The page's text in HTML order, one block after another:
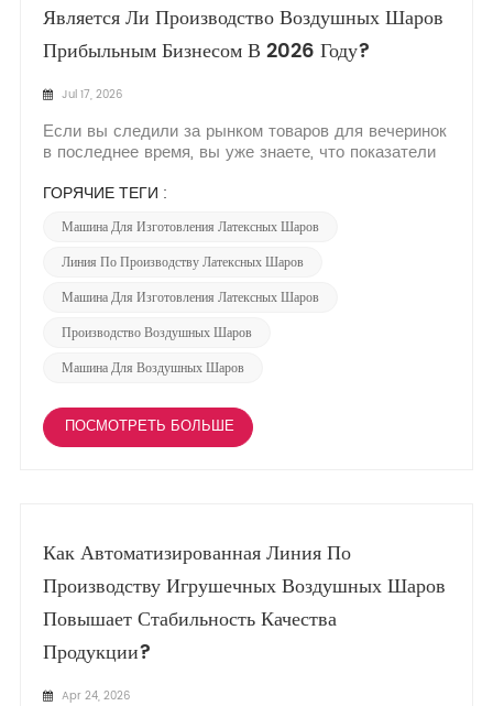
Является Ли Производство Воздушных Шаров
Прибыльным Бизнесом В 2026 Году?
Jul 17, 2026
Если вы следили за рынком товаров для вечеринок
в последнее время, вы уже знаете, что показатели
спрос на латексные воздушные шары — особенно в
сегментах мероприятий, рекламных акций и детских
вечеринок — остается на удивление устойчивым,
ГОРЯЧИЕ ТЕГИ :
Машина Для Изготовления Латексных Шаров
Линия По Производству Латексных Шаров
Машина Для Изготовления Латексных Шаров
Производство Воздушных Шаров
Машина Для Воздушных Шаров
ПОСМОТРЕТЬ БОЛЬШЕ
Как Автоматизированная Линия По
Производству Игрушечных Воздушных Шаров
Повышает Стабильность Качества
Продукции?
Apr 24, 2026